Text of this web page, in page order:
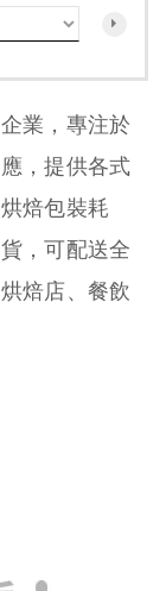
業，專注於
，提供各式
焙包裝耗
，可配送全
焙店、餐飲